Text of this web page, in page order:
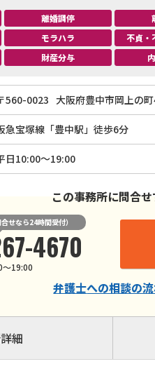
離婚調停
モラハラ 不貞・
財産分与
560-0023 大阪府豊中市岡上の
急宝塚線「豊中駅」徒歩6分
日10:00～19:00
この事務所に問合せ
せなら24時間受付）
4670
～19:00
弁護士への相談の
細